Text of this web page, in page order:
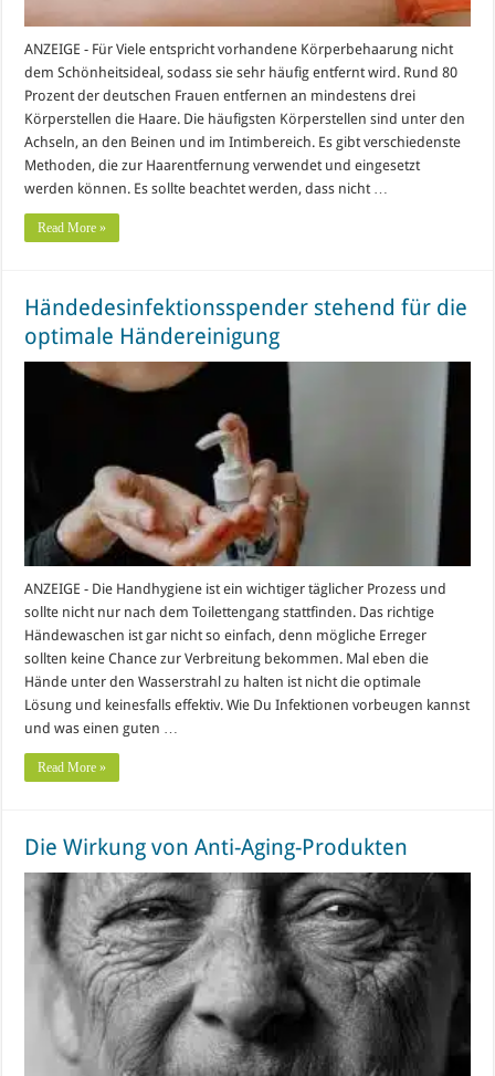
ANZEIGE - Für Viele entspricht vorhandene Körperbehaarung nicht
dem Schönheitsideal, sodass sie sehr häufig entfernt wird. Rund 80
Prozent der deutschen Frauen entfernen an mindestens drei
Körperstellen die Haare. Die häufigsten Körperstellen sind unter den
Achseln, an den Beinen und im Intimbereich. Es gibt verschiedenste
Methoden, die zur Haarentfernung verwendet und eingesetzt
werden können. Es sollte beachtet werden, dass nicht …
Read More »
Händedesinfektionsspender stehend für die
optimale Händereinigung
ANZEIGE - Die Handhygiene ist ein wichtiger täglicher Prozess und
sollte nicht nur nach dem Toilettengang stattfinden. Das richtige
Händewaschen ist gar nicht so einfach, denn mögliche Erreger
sollten keine Chance zur Verbreitung bekommen. Mal eben die
Hände unter den Wasserstrahl zu halten ist nicht die optimale
Lösung und keinesfalls effektiv. Wie Du Infektionen vorbeugen kannst
und was einen guten …
Read More »
Die Wirkung von Anti-Aging-Produkten